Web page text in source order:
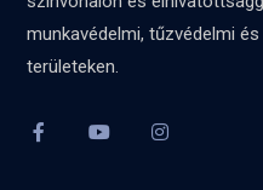
munkavédelmi, tűzvédelmi
területeken.